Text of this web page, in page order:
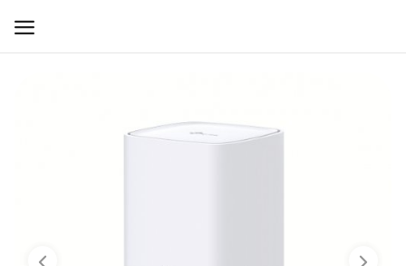
РЕШЕНИЯ ДЛЯ ДОМА